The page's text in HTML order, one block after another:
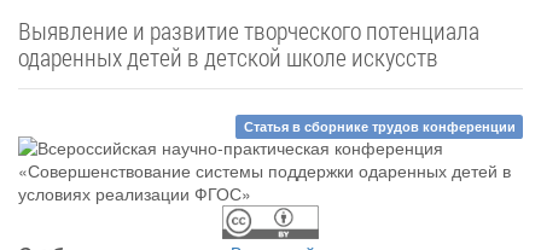
Выявление и развитие творческого потенциала
одаренных детей в детской школе искусств
Статья в сборнике трудов конференции